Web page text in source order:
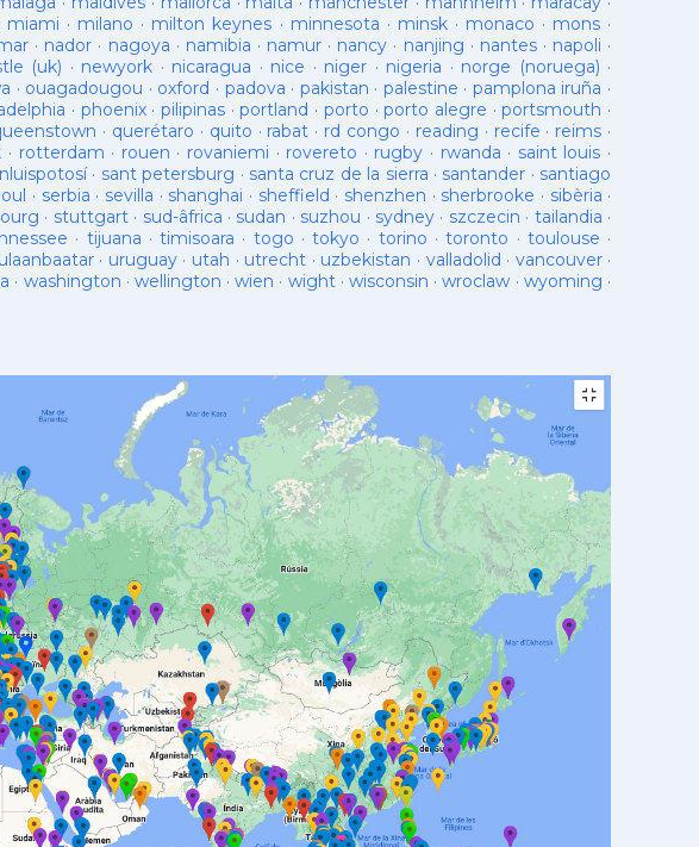
miami · milano · milton keynes · minnesota · minsk· monaco · mons ·
· nador · nagoya · namibia · namur · nancy · nanjing · nantes· napoli ·
(uk) · newyork · nicaragua · nice · niger · nigeria · norge (noruega) ·
· ouagadougou · oxford · padova · pakistan · palestine · pamplona iruña ·
· phoenix·pilipinas ·portland · porto ·porto alegre ·portsmouth ·
· querétaro · quito · rabat · rd congo · reading · recife · reims ·
· rotterdam · rouen · rovaniemi · rovereto · rugby · rwanda · saint louis ·
· sant petersburg · santa cruz de la sierra · santander · santiago
· serbia · sevilla · shanghai · sheffield · shenzhen · sherbrooke · sibèria ·
· stuttgart· sud-âfrica · sudan · suzhou · sydney · szczecin · tailandia ·
· tijuana ·timisoara · togo ·tokyo · torino ·toronto · toulouse ·
ulaanbaatar· uruguay· utah · utrecht · uzbekistan · valladolid · vancouver·
· washington · wellington ·wien · wight·wisconsin ·wroclaw · wyoming ·